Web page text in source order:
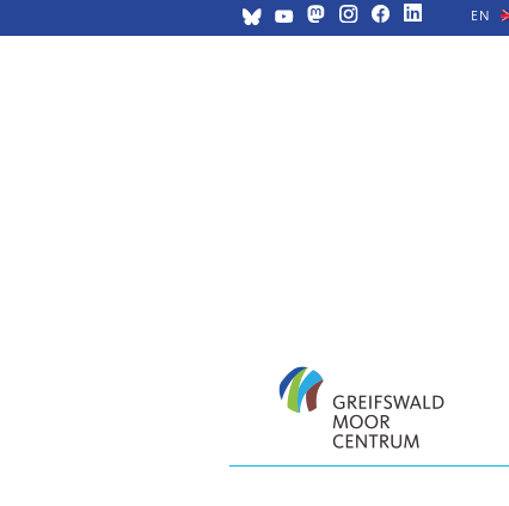
EN
Navigation
überspringen